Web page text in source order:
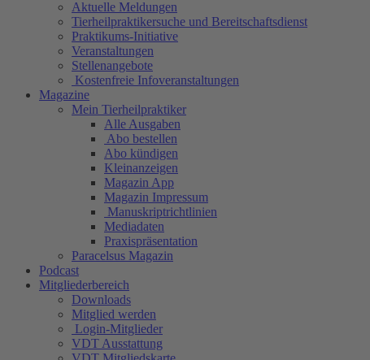
Aktuelle Meldungen
Tierheilpraktikersuche und Bereitschaftsdienst
Praktikums-Initiative
Veranstaltungen
Stellenangebote
Kostenfreie Infoveranstaltungen
Magazine
Mein Tierheilpraktiker
Alle Ausgaben
Abo bestellen
Abo kündigen
Kleinanzeigen
Magazin App
Magazin Impressum
Manuskriptrichtlinien
Mediadaten
Praxispräsentation
Paracelsus Magazin
Podcast
Mitgliederbereich
Downloads
Mitglied werden
Login-Mitglieder
VDT Ausstattung